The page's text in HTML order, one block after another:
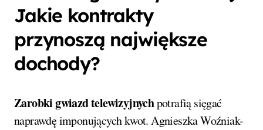
Jakie kontrakty
przynoszą największe
dochody?
Zarobki gwiazd telewizyjnychpotrafią sięgać
naprawdę imponujących kwot. Agnieszka Woźniak-